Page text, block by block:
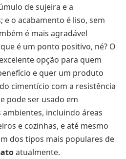
de sujeira e a
o acabamento é liso, sem
é mais agradável
é um ponto positivo, né? O
opção para quem
e quer um produto
cimentício com a resistência
pode ser usado em
incluindo áreas
e cozinhas, e até mesmo
dos tipos mais populares de
atualmente.